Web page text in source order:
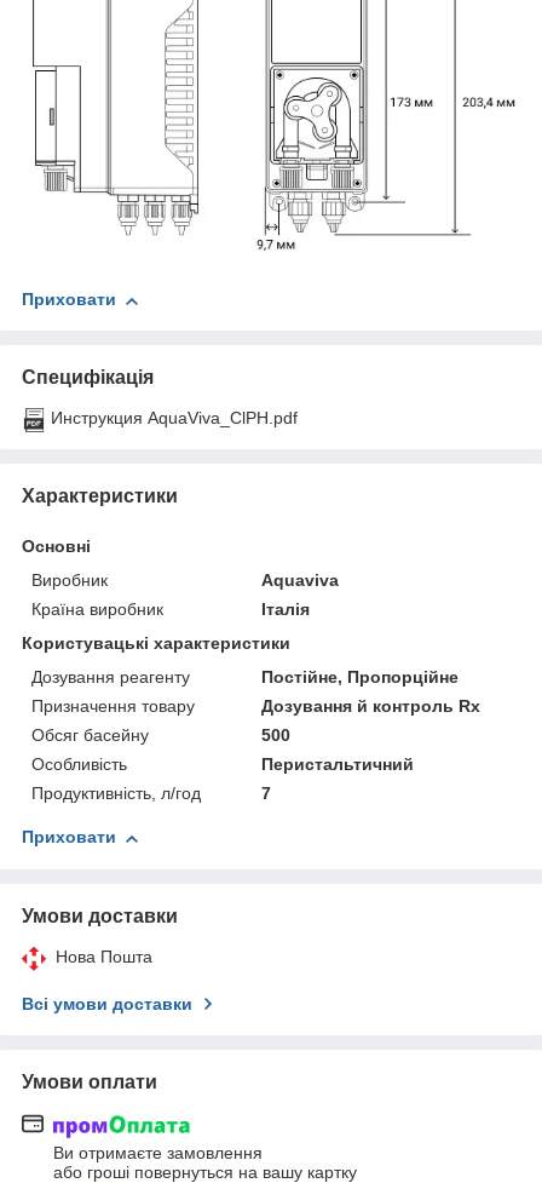
Приховати
Специфікація
Инструкция AquaViva_ClPH.pdf
Характеристики
Основні
Виробник
Aquaviva
Країна виробник
Італія
Користувацькі характеристики
Дозування реагенту
Постійне, Пропорційне
Призначення товару
Дозування й контроль Rx
Обсяг басейну
500
Особливість
Перистальтичний
Продуктивність, л/год
7
Приховати
Умови доставки
Нова Пошта
Всі умови доставки
Умови оплати
Ви отримаєте замовлення
або гроші повернуться на вашу картку